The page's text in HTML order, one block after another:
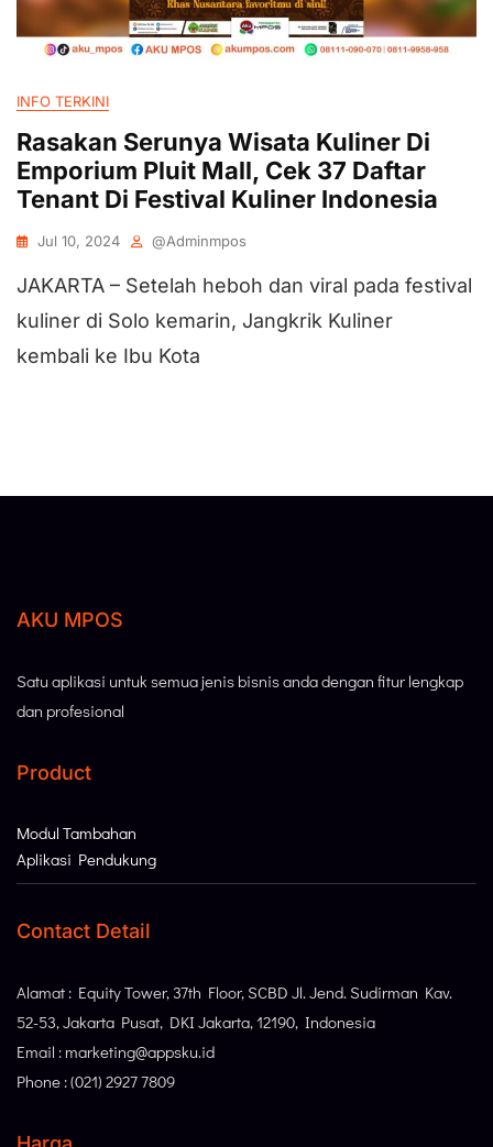
INFO TERKINI
Rasakan Serunya Wisata Kuliner Di
Emporium Pluit Mall, Cek 37 Daftar
Tenant Di Festival Kuliner Indonesia
Jul 10, 2024 @adminmpos
JAKARTA – Setelah heboh dan viral pada festival
kuliner di Solo kemarin, Jangkrik Kuliner
kembali ke Ibu Kota
AKU MPOS
Satu aplikasi untuk semua jenis bisnis anda dengan fitur lengkap
dan profesional
Product
Modul Tambahan
Aplikasi Pendukung
Contact Detail
Alamat : Equity Tower, 37th Floor, SCBD Jl. Jend. Sudirman Kav.
52-53, Jakarta Pusat, DKI Jakarta, 12190, Indonesia
Email : marketing@appsku.id
Phone : (021) 2927 7809